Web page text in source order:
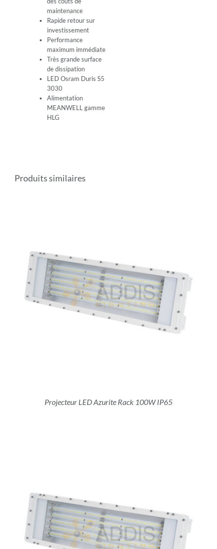
maintenance
Rapide retour sur
investissement
Performance
maximum immédiate
Très grande surface
de dissipation
LED Osram Duris S5
3030
Alimentation
MEANWELL gamme
HLG
Produits similaires
Projecteur LED Azurite Rack 100W IP65